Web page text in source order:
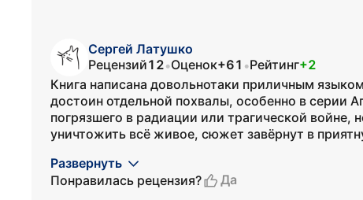
Сергей Латушко
Рецензий12•Оценок+61 •Рейтинг+2
Книга написана довольнотаки приличным
достоин отдельной похвалы, особенно в серии
погрязшего в радиации или трагической
уничтожить всё живое, сюжет завёрнут в
Развернуть
Понравилась рецензия?
Да